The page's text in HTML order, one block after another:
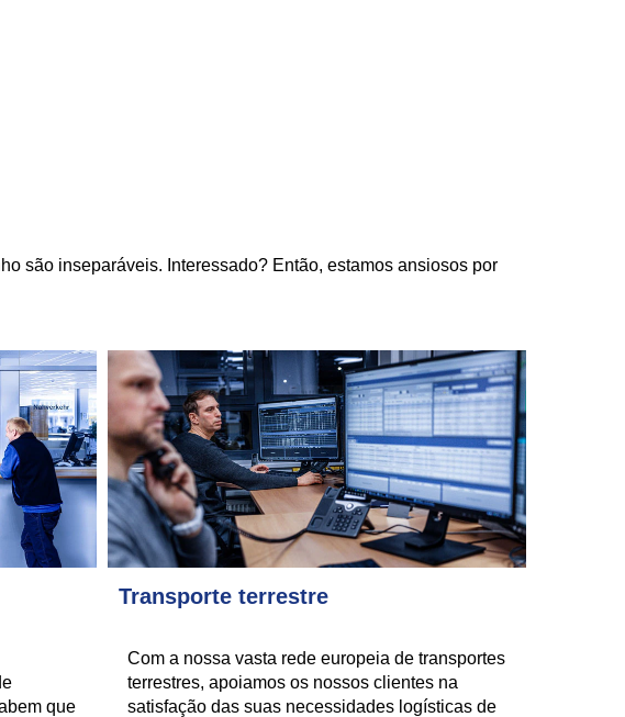
são inseparáveis. Interessado? Então, estamos ansiosos por
que
Transporte terrestre
Com a nossa vasta rede europeia de transportes
terrestres, apoiamos os nossos clientes na
satisfação das suas necessidades logísticas de